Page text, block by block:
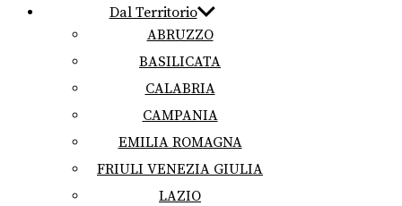
Dal Territorio
ABRUZZO
BASILICATA
CALABRIA
CAMPANIA
EMILIA ROMAGNA
FRIULI VENEZIA GIULIA
LAZIO